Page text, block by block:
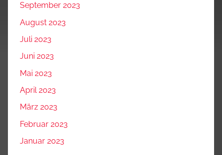
September 2023
August 2023
Juli 2023
Juni 2023
Mai 2023
April 2023
März 2023
Februar 2023
Januar 2023